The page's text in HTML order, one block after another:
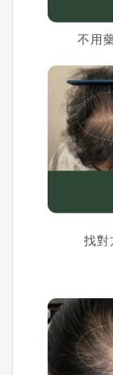
不用
找對